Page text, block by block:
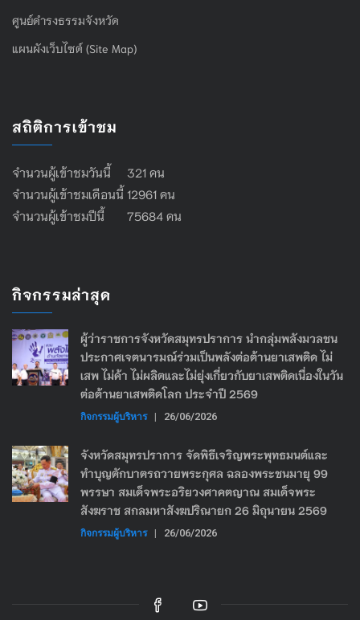
ศูนย์ดำรงธรรมจังหวัด
แผนผังเว็บไซต์ (Site Map)
สถิติการเข้าชม
จำนวนผู้เข้าชมวันนี้ 321 คน
จำนวนผู้เข้าชมเดือนนี้ 12961 คน
จำนวนผู้เข้าชมปีนี้ 75684 คน
กิจกรรมล่าสุด
ผู้ว่าราชการจังหวัดสมุทรปราการ นำกลุ่มพลังมวลชน
ประกาศเจตนารมณ์ร่วมเป็นพลังต่อต้านยาเสพติด ไม่
เสพ ไม่ค้า ไม่ผลิตและไม่ยุ่งเกี่ยวกับยาเสพติดเนื่องในวัน
ต่อต้านยาเสพติดโลก ประจำปี 2569
กิจกรรมผู้บริหาร | 26/06/2026
จังหวัดสมุทรปราการ จัดพิธีเจริญพระพุทธมนต์และ
ทำบุญตักบาตรถวายพระกุศล ฉลองพระชนมายุ 99
พรรษา สมเด็จพระอริยวงศาคตญาณ สมเด็จพระ
สังฆราช สกลมหาสังฆปริณายก 26 มิถุนายน 2569
กิจกรรมผู้บริหาร | 26/06/2026